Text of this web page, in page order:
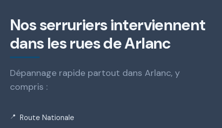
Nos serruriers interviennent
dans les rues de Arlanc
Dépannage rapide partout dans Arlanc, y
compris :
Route Nationale